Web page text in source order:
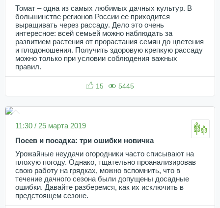
Томат – одна из самых любимых дачных культур. В
большинстве регионов России ее приходится
выращивать через рассаду. Дело это очень
интересное: всей семьей можно наблюдать за
развитием растения от прорастания семян до цветения
и плодоношения. Получить здоровую крепкую рассаду
можно только при условии соблюдения важных
правил.
15 5445
11:30 / 25 марта 2019
Посев и посадка: три ошибки новичка
Урожайные неудачи огородники часто списывают на
плохую погоду. Однако, тщательно проанализировав
свою работу на грядках, можно вспомнить, что в
течение дачного сезона были допущены досадные
ошибки. Давайте разберемся, как их исключить в
предстоящем сезоне.